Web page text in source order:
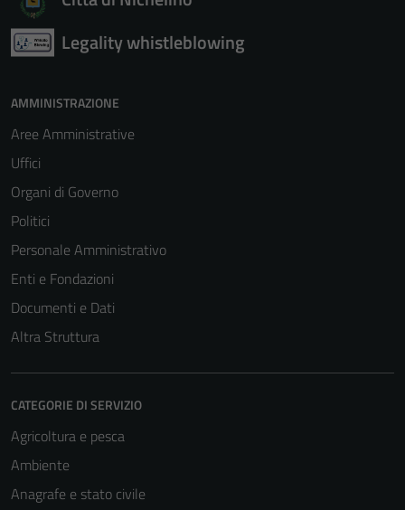
Legality whistleblowing
AMMINISTRAZIONE
Aree Amministrative
Uffici
Organi di Governo
Politici
Personale Amministrativo
Enti e Fondazioni
Documenti e Dati
Altra Struttura
CATEGORIE DI SERVIZIO
Agricoltura e pesca
Ambiente
Anagrafe e stato civile